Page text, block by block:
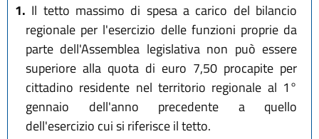
1. Il tetto massimo di spesa a carico del bilancio
regionale per l'esercizio delle funzioni proprie da
parte dell'Assemblea legislativa non può essere
superiore alla quota di euro 7,50 procapite per
cittadino residente nel territorio regionale al 1°
gennaio dell'anno precedente a quello
dell'esercizio cui si riferisce il tetto.